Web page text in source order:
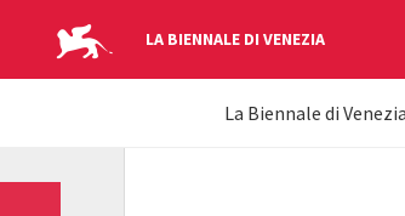
LA BIENNALE DI VENEZIA
YOUR
La Biennale di Venezia